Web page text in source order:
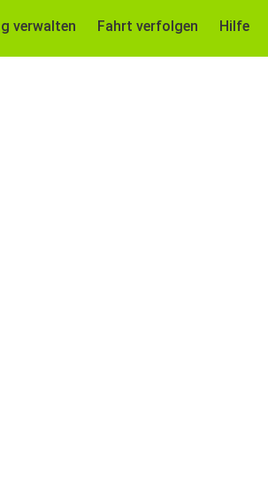
verwalten Fahrt verfolgen Hilfe